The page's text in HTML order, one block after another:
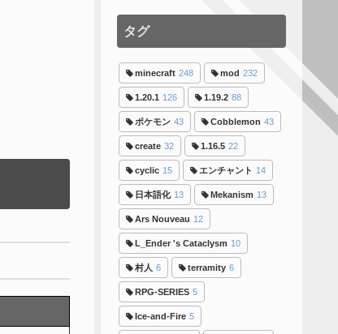
タグ
minecraft 248 mod 232
1.20.1 126 1.19.2 88
ポケモン 43 Cobblemon 43
create 32 1.16.5 22
cyclic 15 エンチャント 14
日本語化 13 Mekanism 13
Ars Nouveau 12
L_Ender 's Cataclysm 10
村人 6 terramity 6
RPG-SERIES 5
Ice-and-Fire 5